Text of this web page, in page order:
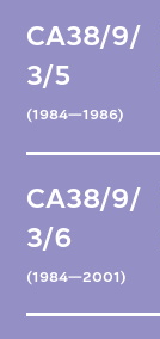
CA38/9/
3/5
(1984—1986)
CA38/9/
3/6
(1984—2001)